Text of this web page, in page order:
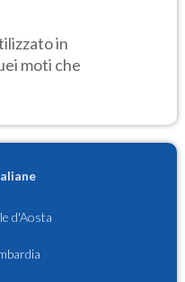
in
moti che
d'Aosta